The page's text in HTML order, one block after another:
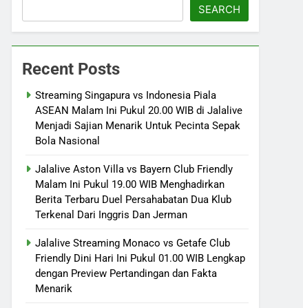
SEARCH
Recent Posts
Streaming Singapura vs Indonesia Piala
ASEAN Malam Ini Pukul 20.00 WIB di Jalalive
Menjadi Sajian Menarik Untuk Pecinta Sepak
Bola Nasional
Jalalive Aston Villa vs Bayern Club Friendly
Malam Ini Pukul 19.00 WIB Menghadirkan
Berita Terbaru Duel Persahabatan Dua Klub
Terkenal Dari Inggris Dan Jerman
Jalalive Streaming Monaco vs Getafe Club
Friendly Dini Hari Ini Pukul 01.00 WIB Lengkap
dengan Preview Pertandingan dan Fakta
Menarik